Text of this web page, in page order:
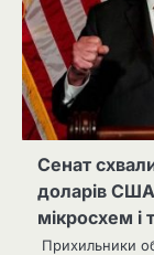
Сенат
доларів
мікросхем і
Прихильники